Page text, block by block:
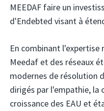
MEEDAF faire un
d'Endebted visant à
En combinant
Meedaf et des réseaux
modernes de résolution
dirigés par l'empathie, la
croissance des EAU et